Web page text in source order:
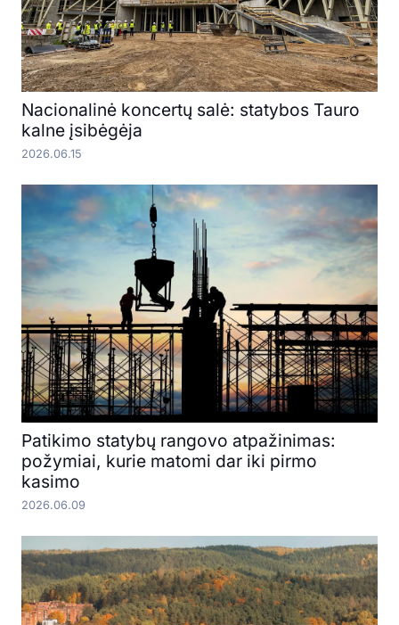
Nacionalinė koncertų salė: statybos Tauro
kalne įsibėgėja
2026.06.15
Patikimo statybų rangovo atpažinimas:
požymiai, kurie matomi dar iki pirmo
kasimo
2026.06.09